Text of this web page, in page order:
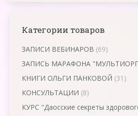
Категории товаров
ЗАПИСИ ВЕБИНАРОВ (69)
ЗАПИСЬ МАРАФОНА
КНИГИ ОЛЬГИ ПАНКОВОЙ (31)
КОНСУЛЬТАЦИИ (8)
КУРС "Даосские секреты